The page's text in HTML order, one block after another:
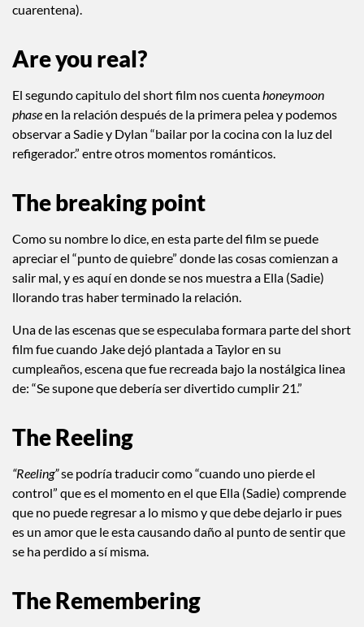
cuarentena).
Are you real?
El segundo capitulo del short film nos cuenta honeymoon
phaseen la relación después de la primera pelea y podemos
observar a Sadie y Dylan “bailar por la cocina con la luz del
refigerador.” entre otros momentos románticos.
The breaking point
Como su nombre lo dice, en esta parte del film se puede
apreciar el “punto de quiebre” donde las cosas comienzan a
salir mal, y es aquí en donde se nos muestra a Ella (Sadie)
llorando tras haber terminado la relación.
Una de las escenas que se especulaba formara parte del short
film fue cuando Jake dejó plantada a Taylor en su
cumpleaños, escena que fue recreada bajo la nostálgica linea
de: “Se supone que debería ser divertido cumplir 21.”
The Reeling
“Reeling”se podría traducir como “cuando uno pierde el
control” que es el momento en el que Ella (Sadie) comprende
que no puede regresar a lo mismo y que debe dejarlo ir pues
es un amor que le esta causando daño al punto de sentir que
se ha perdido a sí misma.
The Remembering